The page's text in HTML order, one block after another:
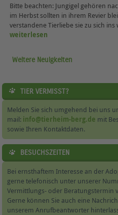
Bitte beachten: Jungigel gehören
im Herbst sollten in ihrem Revier
verstandene Tierliebe sie zu sich ins
weiterlesen
Weitere Neuigkeiten
TIER VERMISST?
Melden Sie sich umgehend bei uns
mail: info@tierheim-berg.de mit
sowie Ihren Kontaktdaten.
BESUCHSZEITEN
Bei ernsthaftem Interesse an der
gerne telefonisch unter unserer
Vermittlungs- oder Beratungstermin
Gerne können Sie auch eine
unserem Anrufbeantworter